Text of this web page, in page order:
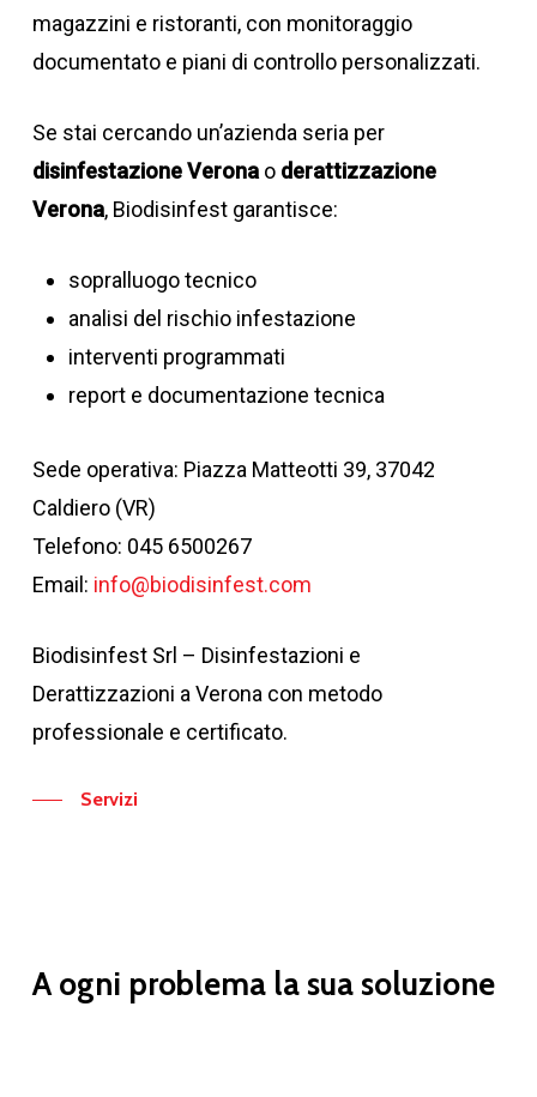
magazzini e ristoranti, con monitoraggio
documentato e piani di controllo personalizzati.
Se stai cercando un’azienda seria per
disinfestazione Veronao derattizzazione
Verona, Biodisinfest garantisce:
sopralluogo tecnico
analisi del rischio infestazione
interventi programmati
report e documentazione tecnica
Sede operativa: Piazza Matteotti 39, 37042
Caldiero (VR)
Telefono: 045 6500267
Email: info@biodisinfest.com
Biodisinfest Srl – Disinfestazioni e
Derattizzazioni a Verona con metodo
professionale e certificato.
Servizi
A ogni problema la sua soluzione